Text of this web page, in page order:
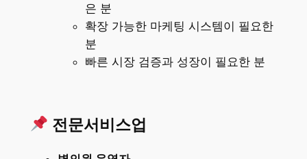
은 분
확장 가능한 마케팅 시스템이 필요한
분
빠른 시장 검증과 성장이 필요한 분
전문서비스업